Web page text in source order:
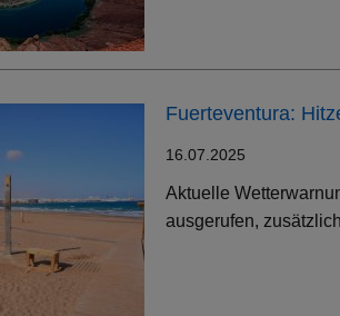
Fuerteventura:
16.07.2025
Aktuelle
ausgerufen,